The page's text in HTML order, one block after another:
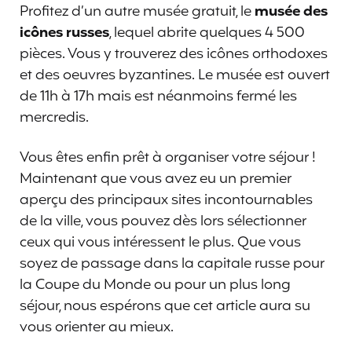
Profitez d’un autre musée gratuit, lemusée des
icônes russes, lequel abrite quelques 4 500
pièces. Vous y trouverez des icônes orthodoxes
et des oeuvres byzantines. Le musée est ouvert
de 11h à 17h mais est néanmoins fermé les
mercredis.
Vous êtes enfin prêt à organiser votre séjour !
Maintenant que vous avez eu un premier
aperçu des principaux sites incontournables
de la ville, vous pouvez dès lors sélectionner
ceux qui vous intéressent le plus. Que vous
soyez de passage dans la capitale russe pour
la Coupe du Monde ou pour un plus long
séjour, nous espérons que cet article aura su
vous orienter au mieux.